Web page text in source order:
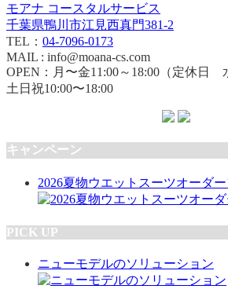
モアナ コースタルサービス
千葉県鴨川市江見西真門381-2
TEL： 04-7096-0173
MAIL : info@moana-cs.com
OPEN：月〜金11:00～18:00（定休日
土日祝10:00〜18:00
キャンペーン
2026夏物ウエットスーツオーダ
PICK UP
ニューモデルのソリューション